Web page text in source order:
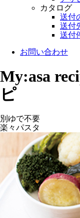
カタログ
送付
送付
送付
お問い合わせ
My:asa
ピ
別ゆで不要
楽々パスタ